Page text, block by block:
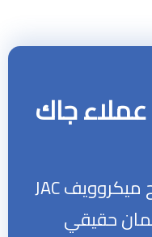
جاك
جاهزون لخدمتكم وإصلاح ميكروويف JAC
حقيقي